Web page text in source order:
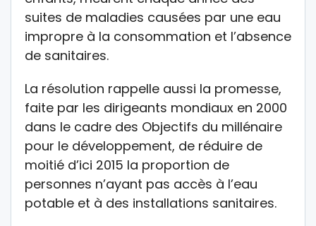
suites de maladies causées par une eau
impropre à la consommation et l’absence
de sanitaires.
La résolution rappelle aussi la promesse,
faite par les dirigeants mondiaux en 2000
dans le cadre des Objectifs du millénaire
pour le développement, de réduire de
moitié d’ici 2015 la proportion de
personnes n’ayant pas accès à l’eau
potable et à des installations sanitaires.